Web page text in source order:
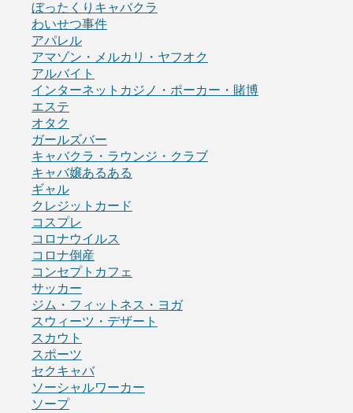
ぼったくりキャバクラ
わいせつ事件
アパレル
アマゾン・メルカリ・ヤフオク
アルバイト
インターネットカジノ・ポーカー・賭博
エステ
オタク
ガールズバー
キャバクラ・ラウンジ・クラブ
キャバ嬢あるある
ギャル
クレジットカード
コスプレ
コロナウイルス
コロナ倒産
コンセプトカフェ
サッカー
ジム・フィットネス・ヨガ
スウィーツ・デザート
スカウト
スポーツ
セクキャバ
ソーシャルワーカー
ソープ